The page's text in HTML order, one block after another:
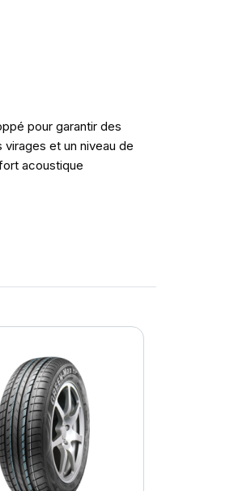
pour garantir des
et un niveau de
acoustique